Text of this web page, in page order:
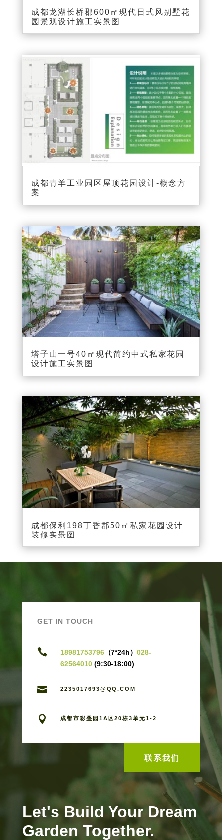
成都龙湖长桥郡600㎡现代日式风别墅花
园景观设计施工实景图
成都青羊工业园区屋顶花园设计-概念方
案
塔子山一号40㎡现代简约中式私家花园
设计施工实景图
成都保利198丁香郡50㎡私家花园设计
装修实景图
GET IN TOUCH
 18981753796（7*24h） 028-
62564010 (9:30-18:00)
 2235017693@QQ.COM
 成都市彩叠园1A区20栋3单元1-2
联系我们
Let's Build Your Dream
Garden Together.